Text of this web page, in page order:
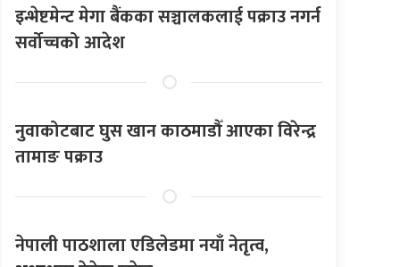
इन्भेष्टमेन्ट मेगा बैंकका सञ्चालकलाई पक्राउ नगर्न
सर्वोच्चको आदेश
नुवाकोटबाट घुस खान काठमाडौँ आएका विरेन्द्र
तामाङ पक्राउ
नेपाली पाठशाला एडिलेडमा नयाँ नेतृत्व,